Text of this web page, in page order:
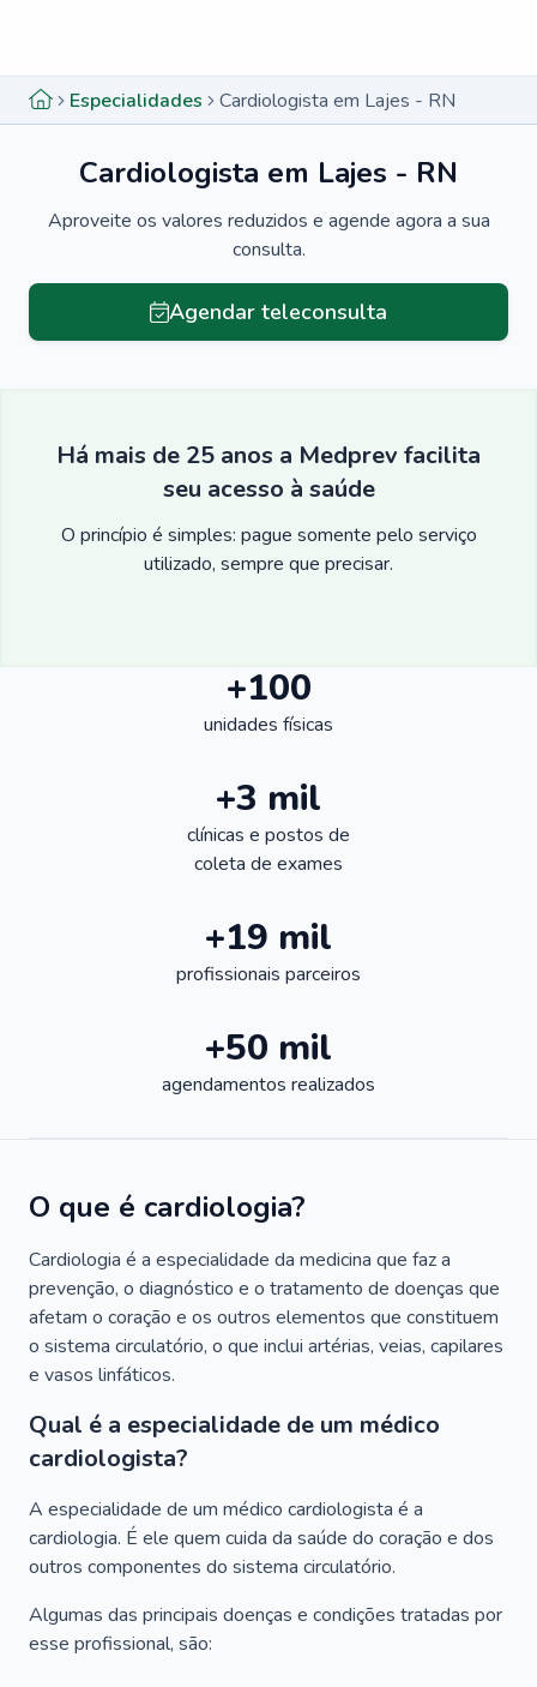
Especialidades Cardiologista em Lajes - RN
Cardiologista em Lajes - RN
Aproveite os valores reduzidos e agende agora a sua
consulta.
Agendar teleconsulta
Há mais de 25 anos a Medprev facilita
seu acesso à saúde
O princípio é simples: pague somente pelo serviço
utilizado, sempre que precisar.
+100
unidades físicas
+3 mil
clínicas e postos de
coleta de exames
+19 mil
profissionais parceiros
+50 mil
agendamentos realizados
O que é cardiologia?
Cardiologia é a especialidade da medicina que faz a
prevenção, o diagnóstico e o tratamento de doenças que
afetam o coração e os outros elementos que constituem
o sistema circulatório, o que inclui artérias, veias, capilares
e vasos linfáticos.
Qual é a especialidade de um médico
cardiologista?
A especialidade de um médico cardiologista é a
cardiologia. É ele quem cuida da saúde do coração e dos
outros componentes do sistema circulatório.
Algumas das principais doenças e condições tratadas por
esse profissional, são: